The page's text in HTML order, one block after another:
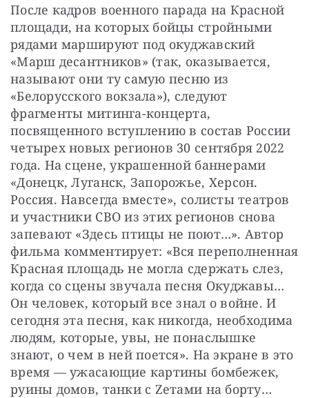
После кадров военного парада на Красной
площади, на которых бойцы стройными
рядами маршируют под окуджавский
«Марш десантников» (так, оказывается,
называют они ту самую песню из
«Белорусского вокзала»), следуют
фрагменты митинга-концерта,
посвященного вступлению в состав России
четырех новых регионов 30 сентября 2022
года. На сцене, украшенной баннерами
«Донецк, Луганск, Запорожье, Херсон.
Россия. Навсегда вместе», солисты театров
и участники СВО из этих регионов снова
запевают «Здесь птицы не поют…». Автор
фильма комментирует: «Вся переполненная
Красная площадь не могла сдержать слез,
когда со сцены звучала песня Окуджавы…
Он человек, который все знал о войне. И
сегодня эта песня, как никогда, необходима
людям, которые, увы, не понаслышке
знают, о чем в ней поется». На экране в это
время — ужасающие картины бомбежек,
руины домов, танки с Zетами на борту…